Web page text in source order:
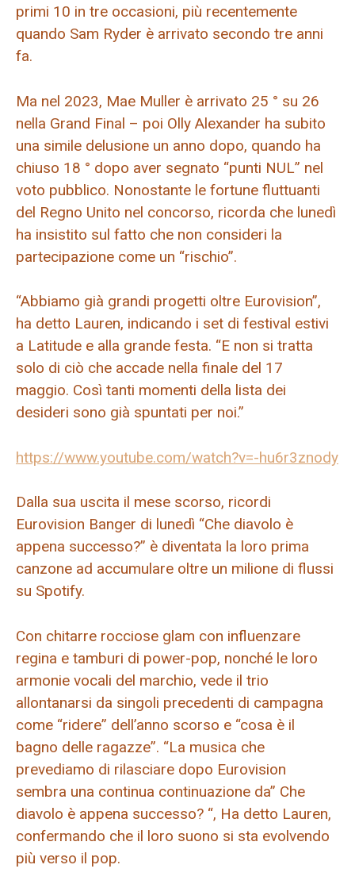
primi 10 in tre occasioni, più recentemente
quando Sam Ryder è arrivato secondo tre anni
fa.
Ma nel 2023, Mae Muller è arrivato 25 ° su 26
nella Grand Final – poi Olly Alexander ha subito
una simile delusione un anno dopo, quando ha
chiuso 18 ° dopo aver segnato “punti NUL” nel
voto pubblico. Nonostante le fortune fluttuanti
del Regno Unito nel concorso, ricorda che lunedì
ha insistito sul fatto che non consideri la
partecipazione come un “rischio”.
“Abbiamo già grandi progetti oltre Eurovision”,
ha detto Lauren, indicando i set di festival estivi
a Latitude e alla grande festa. “E non si tratta
solo di ciò che accade nella finale del 17
maggio. Così tanti momenti della lista dei
desideri sono già spuntati per noi.”
https://www.youtube.com/watch?v=-hu6r3znody
Dalla sua uscita il mese scorso, ricordi
Eurovision Banger di lunedì “Che diavolo è
appena successo?” è diventata la loro prima
canzone ad accumulare oltre un milione di flussi
su Spotify.
Con chitarre rocciose glam con influenzare
regina e tamburi di power-pop, nonché le loro
armonie vocali del marchio, vede il trio
allontanarsi da singoli precedenti di campagna
come “ridere” dell’anno scorso e “cosa è il
bagno delle ragazze”. “La musica che
prevediamo di rilasciare dopo Eurovision
sembra una continua continuazione da” Che
diavolo è appena successo? “, Ha detto Lauren,
confermando che il loro suono si sta evolvendo
più verso il pop.